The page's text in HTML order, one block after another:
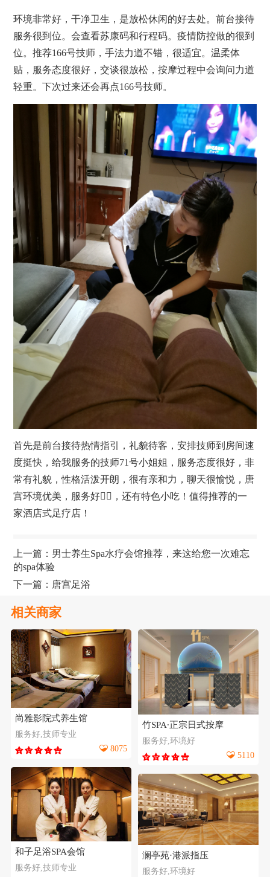
环境非常好，干净卫生，是放松休闲的好去处。前台接待
服务很到位。会查看苏康码和行程码。疫情防控做的很到
位。推荐166号技师，手法力道不错，很适宜。温柔体
贴，服务态度很好，交谈很放松，按摩过程中会询问力道
轻重。下次过来还会再点166号技师。
首先是前台接待热情指引，礼貌待客，安排技师到房间速
度挺快，给我服务的技师71号小姐姐，服务态度很好，非
常有礼貌，性格活泼开朗，很有亲和力，聊天很愉悦，唐
宫环境优美，服务好👌🏻，还有特色小吃！值得推荐的一
家酒店式足疗店！
上一篇： 男士养生Spa水疗会馆推荐，来这给您一次难忘
的spa体验
下一篇： 唐宫足浴
相关商家
尚雅影院式养生馆
服务好,技师专业
8075
竹SPA∙正宗日式按摩
服务好,环境好
5110
和子足浴SPA会馆
服务好,技师专业
澜亭苑·港派指压
服务好,环境好